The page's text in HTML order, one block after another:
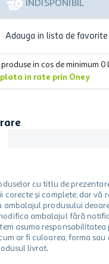
INDISPONIBIL
Adauga in lista de favorite
in cos de minimum 0
plata in rate prin Oney
cu titlu de
și complete, dar vă
produsului
ambalajul fără
asuma responsabilitatea
ar fi culoarea, forma
livrat.